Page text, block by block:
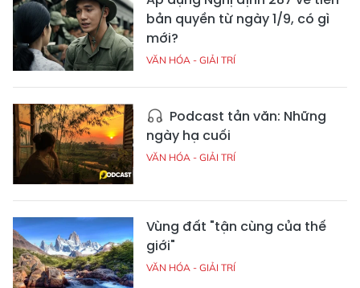
bản quyền từ ngày 1/9, có gì
mới?
VĂN HÓA - GIẢI TRÍ
Podcast tản văn: Những
ngày hạ cuối
VĂN HÓA - GIẢI TRÍ
Vùng đất "tận cùng của thế
giới"
VĂN HÓA - GIẢI TRÍ